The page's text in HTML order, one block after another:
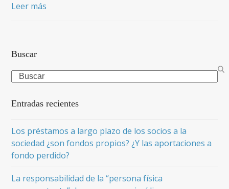
Leer más
Buscar
Search
Entradas recientes
Los préstamos a largo plazo de los socios a la
sociedad ¿son fondos propios? ¿Y las aportaciones a
fondo perdido?
La responsabilidad de la “persona física